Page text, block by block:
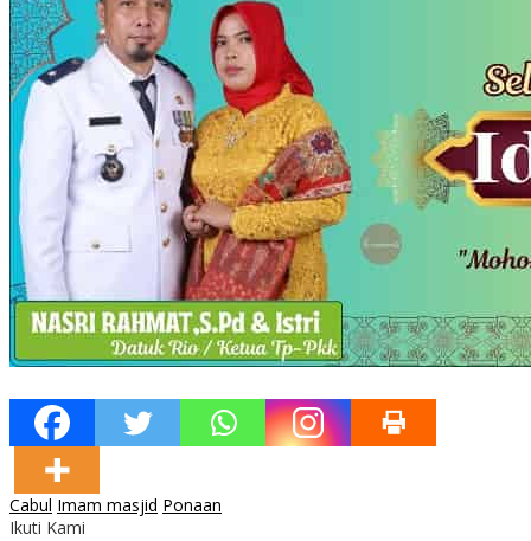
Cabul Imam masjid Ponaan
Ikuti Kami